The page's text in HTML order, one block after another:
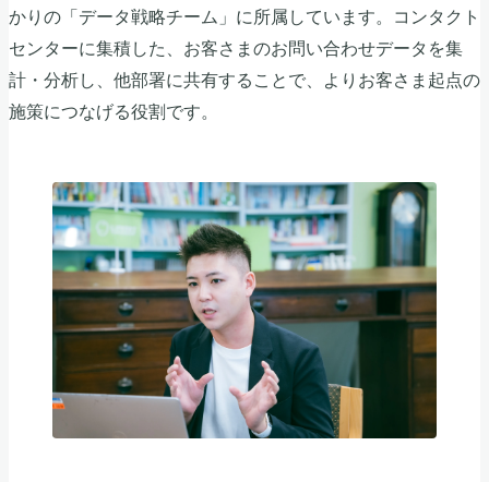
かりの「データ戦略チーム」に所属しています。コンタクト
センターに集積した、お客さまのお問い合わせデータを集
計・分析し、他部署に共有することで、よりお客さま起点の
施策につなげる役割です。